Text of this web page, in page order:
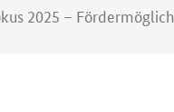
2025 –